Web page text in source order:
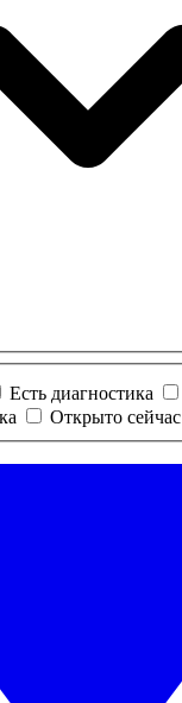
Есть диагностика
Открыто сейчас